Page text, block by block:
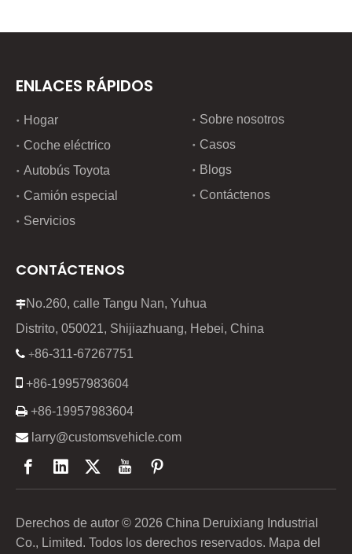
ENLACES RÁPIDOS
Hogar
Coche eléctrico
Autobús Toyota
Camión especial
Servicios
Sobre nosotros
Casos
Blogs
Contáctenos
CONTÁCTENOS
No.260, calle Tangu Nan, Yuhua
Distrito, 050021, Shijiazhuang, Hebei, China
 +86-311-67267751
 +86-19957983604
 +86-19957983604
 larry@customsvehicle.com
Derechos de autor © 2026 China Deruixiang Industrial
Co., Limited. Todos los derechos reservados. Mapa del